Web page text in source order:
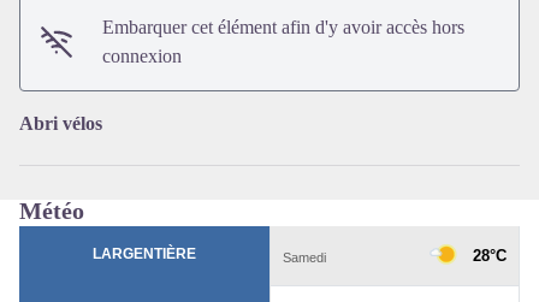
Voir l'image en plein écran
Embarquer cet élément afin d'y avoir accès hors
connexion
Abri vélos
Météo